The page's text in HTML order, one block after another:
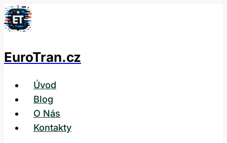
Přeskočit
na
EuroTran.cz
Úvod
Blog
O Nás
Kontakty